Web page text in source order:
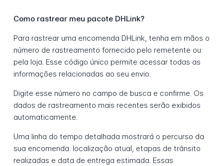
Como rastrear meu pacote DHLink?
Para rastrear uma encomenda DHLink, tenha em mãos o
número de rastreamento fornecido pelo remetente ou
pela loja. Esse código único permite acessar todas as
informações relacionadas ao seu envio.
Digite esse número no campo de busca e confirme. Os
dados de rastreamento mais recentes serão exibidos
automaticamente.
Uma linha do tempo detalhada mostrará o percurso da
sua encomenda: localização atual, etapas de trânsito
realizadas e data de entrega estimada. Essas